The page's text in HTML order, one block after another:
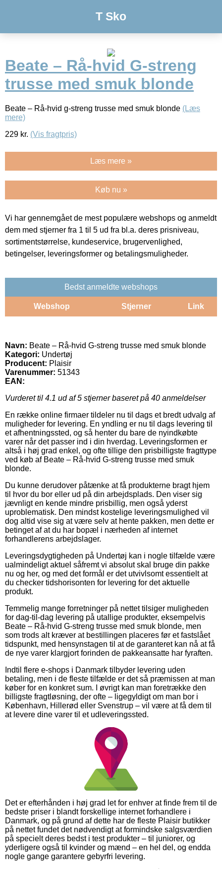
T Sko
Beate – Rå-hvid G-streng
trusse med smuk blonde
Beate – Rå-hvid g-streng trusse med smuk blonde (Læs
mere)
229 kr. (Vis fragtpris)
Læs mere »
Køb nu »
Vi har gennemgået de mest populære webshops og anmeldt
dem med stjerner fra 1 til 5 ud fra bl.a. deres prisniveau,
sortimentstørrelse, kundeservice, brugervenlighed,
betingelser, leveringsformer og betalingsmuligheder.
Bedst anmeldte webshops
Webshop Stjerner Link
Navn: Beate – Rå-hvid G-streng trusse med smuk blonde
Kategori: Undertøj
Producent: Plaisir
Varenummer: 51343
EAN:
Vurderet til 4.1 ud af 5 stjerner baseret på 40 anmeldelser
En række online firmaer tildeler nu til dags et bredt udvalg af
muligheder for levering. En yndling er nu til dags levering til
et afhentningssted, og så henter du bare de nyindkøbte
varer når det passer ind i din hverdag. Leveringsformen er
altså i høj grad enkel, og ofte tillige den prisbilligste fragttype
ved køb af Beate – Rå-hvid G-streng trusse med smuk
blonde.
Du kunne derudover påtænke at få produkterne bragt hjem
til hvor du bor eller ud på din arbejdsplads. Den viser sig
jævnligt en kende mindre prisbillig, men også yderst
uproblematisk. Den mindst kostelige leveringsmulighed vil
dog altid vise sig at være selv at hente pakken, men dette er
betinget af at du har bopæl i nærheden af internet
forhandlerens arbejdslager.
Leveringsdygtigheden på Undertøj kan i nogle tilfælde være
ualmindeligt aktuel såfremt vi absolut skal bruge din pakke
nu og her, og med det formål er det utvivlsomt essentielt at
du checker tidshorisonten for levering for det aktuelle
produkt.
Temmelig mange forretninger på nettet tilsiger muligheden
for dag-til-dag levering på utallige produkter, eksempelvis
Beate – Rå-hvid G-streng trusse med smuk blonde, men
som trods alt kræver at bestillingen placeres før et fastslået
tidspunkt, med hensynstagen til at de garanteret kan nå at få
de nye varer klargjort forinden de pakkeansatte har fyraften.
Indtil flere e-shops i Danmark tilbyder levering uden
betaling, men i de fleste tilfælde er det så præmissen at man
køber for en konkret sum. I øvrigt kan man foretrække den
billigste fragtløsning, der ofte – ligegyldigt om man bor i
København, Hillerød eller Svenstrup – vil være at få dem til
at levere dine varer til et udleveringssted.
Det er efterhånden i høj grad let for enhver at finde frem til de
bedste priser i blandt forskellige internet forhandlere i
Danmark, og på grund af dette har de fleste Plaisir butikker
på nettet fundet det nødvendigt at formindske salgsværdien
på specielt deres bedst i test produkter – til juniorer, og
yderligere også til kvinder og mænd – en hel del, og endda
nogle gange garantere gebyrfri levering.